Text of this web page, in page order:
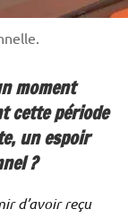
moment
cette période
un espoir
?
d’avoir reçu